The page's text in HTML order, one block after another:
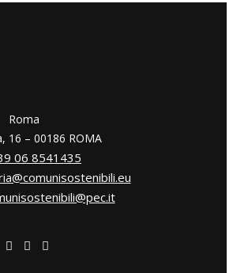
​​Roma
16 – 00186 ROMA
06 8541435